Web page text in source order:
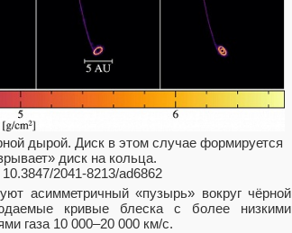
дырой. Диск в этом случае формируется
диск на кольца.
2041-8213/ad6862
асимметричный «пузырь» вокруг чёрной
кривые блеска с более низкими
газа 10 000–20 000 км/с.